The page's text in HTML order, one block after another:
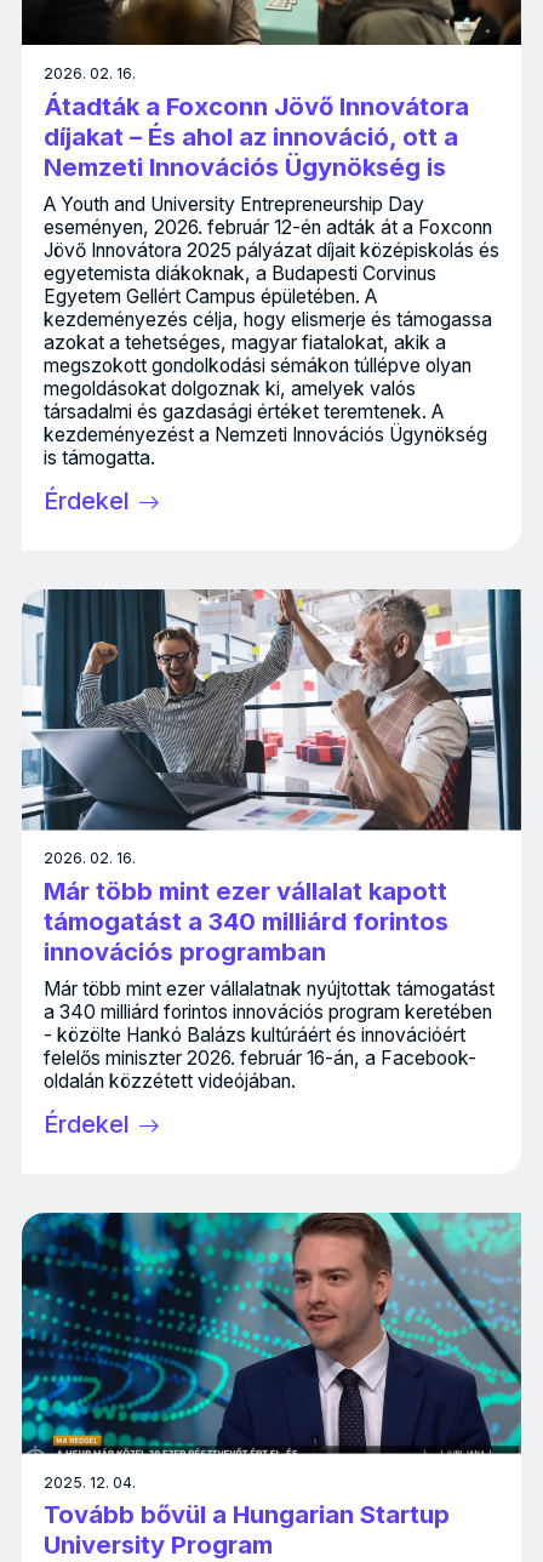
2026. 02. 16.
Átadták a Foxconn Jövő Innovátora
díjakat – És ahol az innováció, ott a
Nemzeti Innovációs Ügynökség is
A Youth and University Entrepreneurship Day
eseményen, 2026. február 12-én adták át a Foxconn
Jövő Innovátora 2025 pályázat díjait középiskolás és
egyetemista diákoknak, a Budapesti Corvinus
Egyetem Gellért Campus épületében. A
kezdeményezés célja, hogy elismerje és támogassa
azokat a tehetséges, magyar fiatalokat, akik a
megszokott gondolkodási sémákon túllépve olyan
megoldásokat dolgoznak ki, amelyek valós
társadalmi és gazdasági értéket teremtenek. A
kezdeményezést a Nemzeti Innovációs Ügynökség
is támogatta.
Érdekel
2026. 02. 16.
Már több mint ezer vállalat kapott
támogatást a 340 milliárd forintos
innovációs programban
Már több mint ezer vállalatnak nyújtottak támogatást
a 340 milliárd forintos innovációs program keretében
- közölte Hankó Balázs kultúráért és innovációért
felelős miniszter 2026. február 16-án, a Facebook-
oldalán közzétett videójában.
Érdekel
2025. 12. 04.
Tovább bővül a Hungarian Startup
University Program